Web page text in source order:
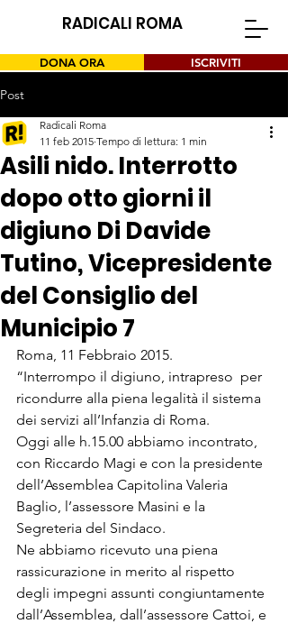
RADICALI ROMA
DONA ORA ISCRIVITI
Post
Asili nido. Interrotto
dopo otto giorni il
digiuno Di Davide
Tutino, Vicepresidente
del Consiglio del
Municipio 7
Radicali Roma
11 feb 2015 Tempo di lettura: 1 min
Roma, 11 Febbraio 2015.
“Interrompo il digiuno, intrapreso  per
ricondurre alla piena legalità il sistema
dei servizi all’Infanzia di Roma.
Oggi alle h.15.00 abbiamo incontrato,
con Riccardo Magi e con la presidente
dell’Assemblea Capitolina Valeria
Baglio, l’assessore Masini e la
Segreteria del Sindaco.
Ne abbiamo ricevuto una piena
rassicurazione in merito al rispetto
degli impegni assunti congiuntamente
dall’Assemblea, dall’assessore Cattoi, e